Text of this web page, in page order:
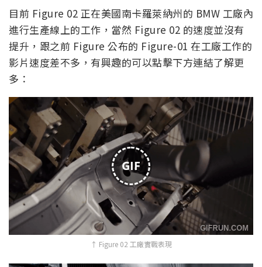
目前 Figure 02 正在美國南卡羅萊納州的 BMW 工廠內
進行生產線上的工作，當然 Figure 02 的速度並沒有
提升，跟之前 Figure 公布的 Figure-01 在工廠工作的
影片速度差不多，有興趣的可以點擊下方連結了解更
多：
GIF
↑ Figure 02 工廠實戰表現